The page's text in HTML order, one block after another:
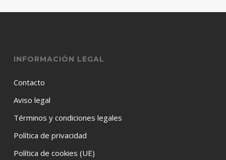
INFORMACIÓN LEGAL
Contacto
Aviso legal
Términos y condiciones legales
Política de privacidad
Política de cookies (UE)